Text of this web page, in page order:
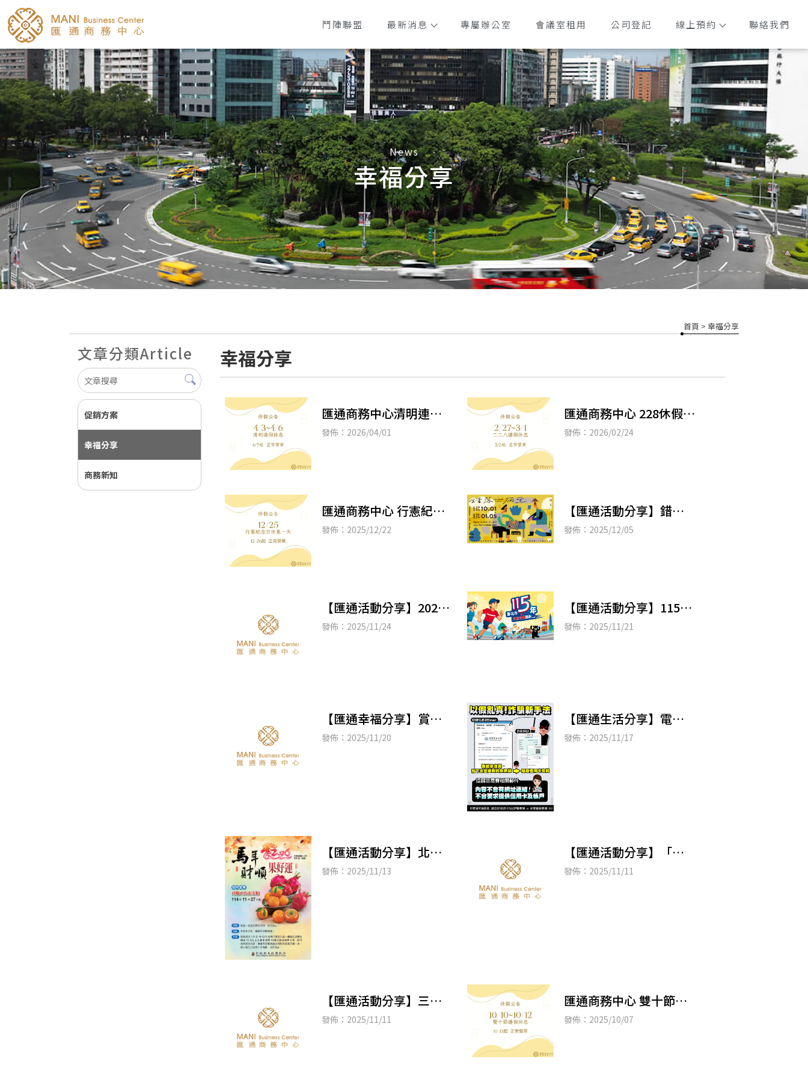
鬥陣聯盟 最新消息 專屬辦公室 會議室租用 公司登記 線上預約 聯絡我們
幸福分享
首頁 > 幸福分享
文章分類Article
促銷方案
幸福分享
商務新知
幸福分享
匯通商務中心清明連假
休假公告
發佈：2026/04/01
匯通商務中心 228休假公
告
發佈：2026/02/24
匯通商務中心 行憲紀念
日休假公告
發佈：2025/12/22
【匯通活動分享】錯落
有至HualienＸ光之島
發佈：2025/12/05
【匯通活動分享】2025
臺北設計獎頒獎典禮隆
發佈：2025/11/24
【匯通活動分享】115年
元旦升旗路跑開跑 邀
發佈：2025/11/21
【匯通幸福分享】賞
楓・觀銀杏・看茶梅 陽
發佈：2025/11/20
【匯通生活分享】電郵
申請電費退款陷阱！台
發佈：2025/11/17
【匯通活動分享】北區
國稅局2026年「金馬迎
發佈：2025/11/13
【匯通活動分享】「全
國租稅達人爭霸賽」總
發佈：2025/11/11
【匯通活動分享】三貓
計畫2.0公私協力 打造永
發佈：2025/11/11
匯通商務中心 雙十節休
假公告
發佈：2025/10/07